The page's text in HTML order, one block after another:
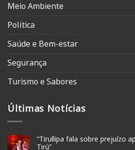
Meio Ambiente
Política
Saúde e Bem-estar
Segurança
Turismo e Sabores
Últimas Notícias
“Tirullipa fala sobre prejuízo
Tirú”